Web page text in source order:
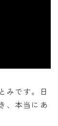
みです。日
、本当にあ